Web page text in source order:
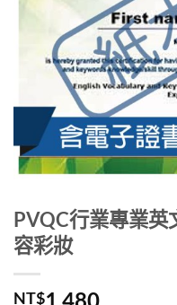
PVQC行業專業英
容彩妝
NT$